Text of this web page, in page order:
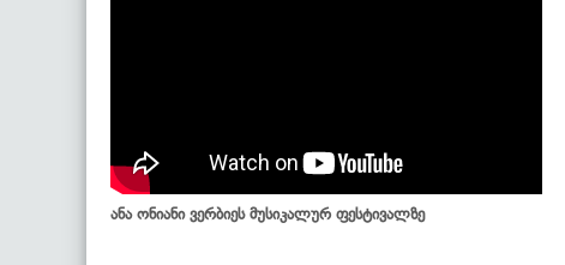
ანა ონიანი ვერბიეს მუსიკალურ ფესტივალზე